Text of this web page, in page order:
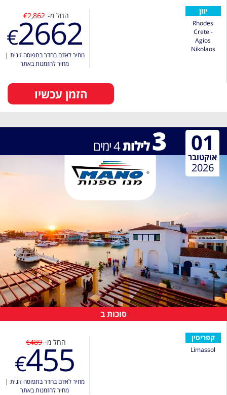
יוון
Rhodes
Crete -
Agios
Nikolaos
החל מ- €2,862
€2662
מחיר לאדם בחדר בתפוסה זוגית |
מחיר להזמנות באתר
הזמן עכשיו
3לילות4ימים
סוכות ב
01
אוקטובר
2026
קפריסין
Limassol
החל מ- €489
€455
מחיר לאדם בחדר בתפוסה זוגית |
מחיר להזמנות באתר